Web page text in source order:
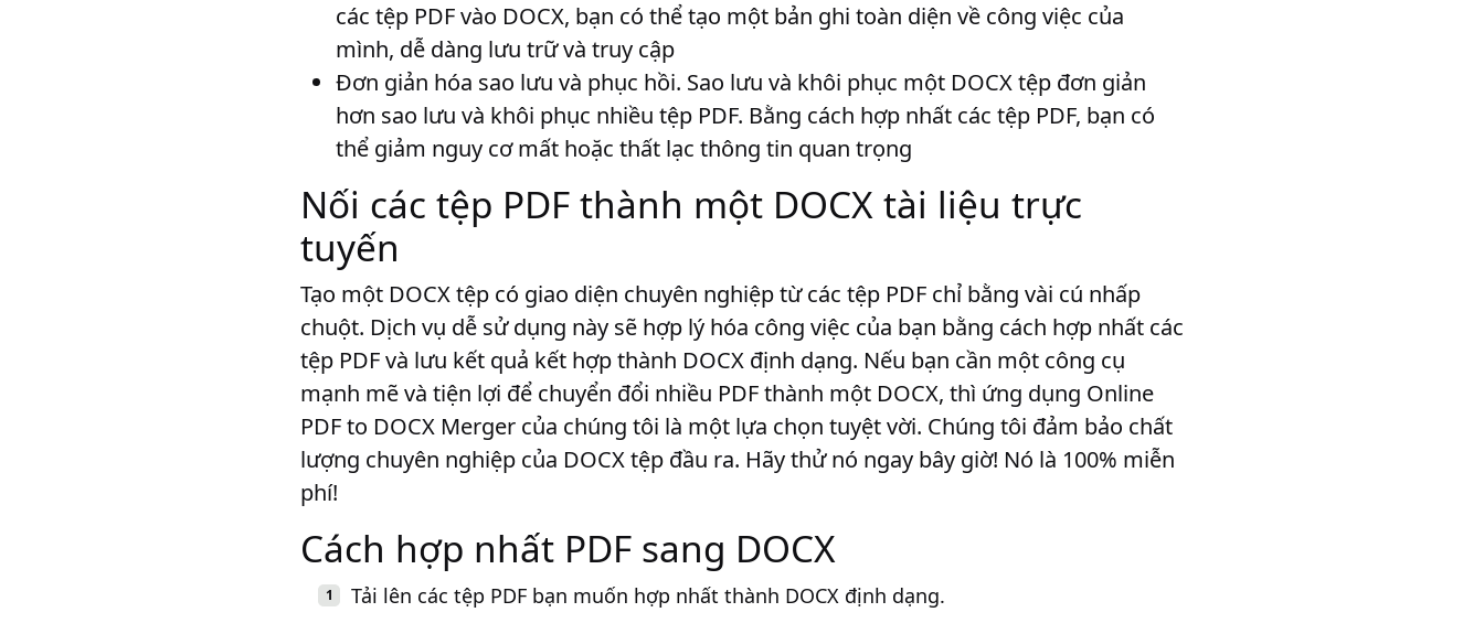
các tệp PDF vào DOCX, bạn có thể tạo một bản ghi toàn diện về công việc của
mình, dễ dàng lưu trữ và truy cập
Đơn giản hóa sao lưu và phục hồi. Sao lưu và khôi phục một DOCX tệp đơn giản
hơn sao lưu và khôi phục nhiều tệp PDF. Bằng cách hợp nhất các tệp PDF, bạn có
thể giảm nguy cơ mất hoặc thất lạc thông tin quan trọng
Nối các tệp PDF thành một DOCX tài liệu trực
tuyến
Tạo một DOCX tệp có giao diện chuyên nghiệp từ các tệp PDF chỉ bằng vài cú nhấp
chuột. Dịch vụ dễ sử dụng này sẽ hợp lý hóa công việc của bạn bằng cách hợp nhất các
tệp PDF và lưu kết quả kết hợp thành DOCX định dạng. Nếu bạn cần một công cụ
mạnh mẽ và tiện lợi để chuyển đổi nhiều PDF thành một DOCX, thì ứng dụng Online
PDF to DOCX Merger của chúng tôi là một lựa chọn tuyệt vời. Chúng tôi đảm bảo chất
lượng chuyên nghiệp của DOCX tệp đầu ra. Hãy thử nó ngay bây giờ! Nó là 100% miễn
phí!
Cách hợp nhất PDF sang DOCX
Tải lên các tệp PDF bạn muốn hợp nhất thành DOCX định dạng.